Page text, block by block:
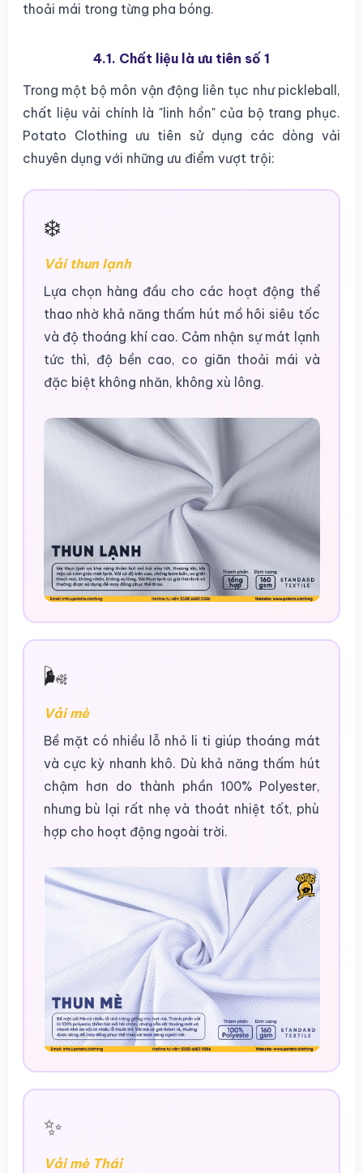
thoải mái trong từng pha bóng.
4.1. Chất liệu là ưu tiên số 1
Trong một bộ môn vận động liên tục như pickleball,
chất liệu vải chính là "linh hồn" của bộ trang phục.
Potato Clothing ưu tiên sử dụng các dòng vải
chuyên dụng với những ưu điểm vượt trội:
❄️
Vải thun lạnh
Lựa chọn hàng đầu cho các hoạt động thể
thao nhờ khả năng thấm hút mồ hôi siêu tốc
và độ thoáng khí cao. Cảm nhận sự mát lạnh
tức thì, độ bền cao, co giãn thoải mái và
đặc biệt không nhăn, không xù lông.
🌬️
Vải mè
Bề mặt có nhiều lỗ nhỏ li ti giúp thoáng mát
và cực kỳ nhanh khô. Dù khả năng thấm hút
chậm hơn do thành phần 100% Polyester,
nhưng bù lại rất nhẹ và thoát nhiệt tốt, phù
hợp cho hoạt động ngoài trời.
✨
Vải mè Thái